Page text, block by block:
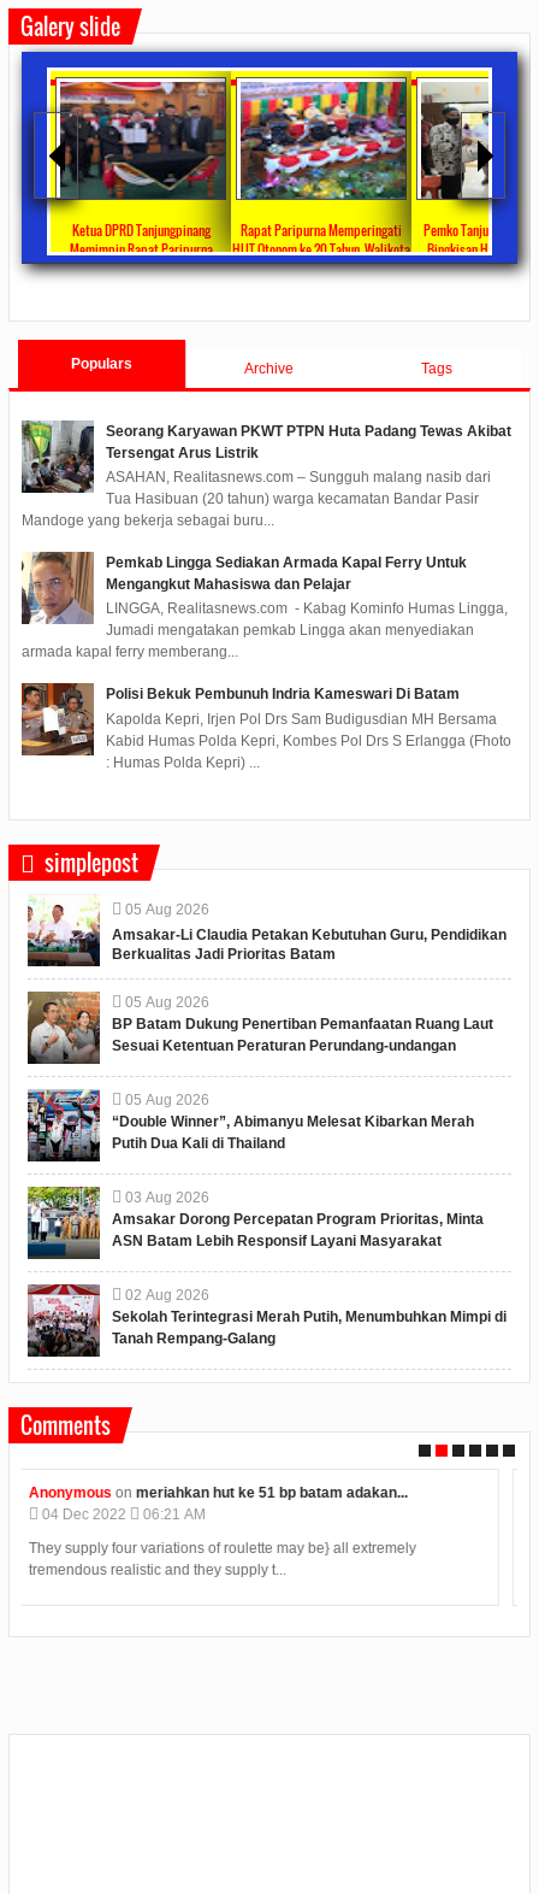
Galery slide
Ketua DPRD Tanjungpinang
Memimpin Rapat Paripurna
Pengesahan Ranperda Perubahan
Rapat Paripurna Memperingati
HUT Otonom ke 20 Tahun, Walikota
Rahma Paparkan Capaian
Pemko Tanjung
Bingkisan Hari Raya
Untuk Masyarakat
Populars Archive Tags
Seorang Karyawan PKWT PTPN Huta Padang Tewas Akibat
Tersengat Arus Listrik
ASAHAN, Realitasnews.com – Sungguh malang nasib dari
Tua Hasibuan (20 tahun) warga kecamatan Bandar Pasir
Mandoge yang bekerja sebagai buru...
Pemkab Lingga Sediakan Armada Kapal Ferry Untuk
Mengangkut Mahasiswa dan Pelajar
LINGGA, Realitasnews.com - Kabag Kominfo Humas Lingga,
Jumadi mengatakan pemkab Lingga akan menyediakan
armada kapal ferry memberang...
Polisi Bekuk Pembunuh Indria Kameswari Di Batam
Kapolda Kepri, Irjen Pol Drs Sam Budigusdian MH Bersama
Kabid Humas Polda Kepri, Kombes Pol Drs S Erlangga (Fhoto
: Humas Polda Kepri) ...
simplepost
05 Aug 2026
Amsakar-Li Claudia Petakan Kebutuhan Guru, Pendidikan
Berkualitas Jadi Prioritas Batam
05 Aug 2026
BP Batam Dukung Penertiban Pemanfaatan Ruang Laut
Sesuai Ketentuan Peraturan Perundang-undangan
05 Aug 2026
“Double Winner”, Abimanyu Melesat Kibarkan Merah
Putih Dua Kali di Thailand
03 Aug 2026
Amsakar Dorong Percepatan Program Prioritas, Minta
ASN Batam Lebih Responsif Layani Masyarakat
02 Aug 2026
Sekolah Terintegrasi Merah Putih, Menumbuhkan Mimpi di
Tanah Rempang-Galang
Comments
UnKnownonkelas bukan satu satunya tempat belajar...
12 Jul 2019
2:25 PM
Situs Judi Online Terpercaya Menyediakan Kemudahan Dalam
Bertransaksi Dengan Mudah 24 Jam. Deposit T...